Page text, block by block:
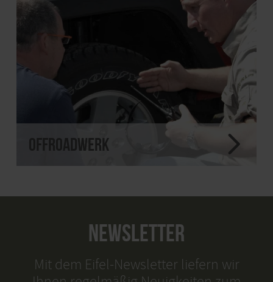
OFFROADWERK
NEWSLETTER
Mit dem Eifel-Newsletter liefern wir